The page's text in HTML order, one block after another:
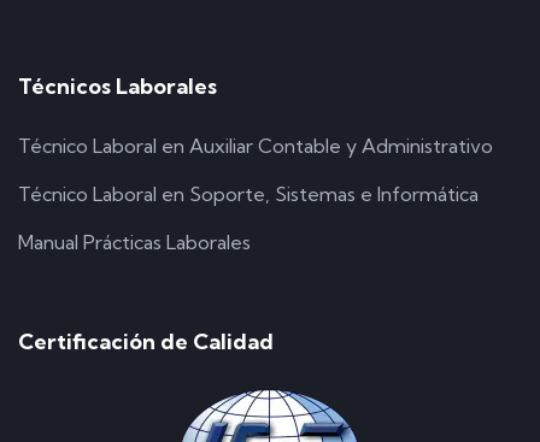
Técnicos Laborales
Técnico Laboral en Auxiliar Contable y Administrativo
Técnico Laboral en Soporte, Sistemas e Informática
Manual Prácticas Laborales
Certificación de Calidad